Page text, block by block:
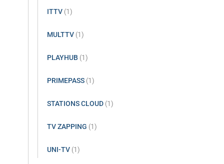
ITTV (1)
MULTTV (1)
PLAYHUB (1)
PRIMEPASS (1)
STATIONS CLOUD (1)
TV ZAPPING (1)
UNI-TV (1)